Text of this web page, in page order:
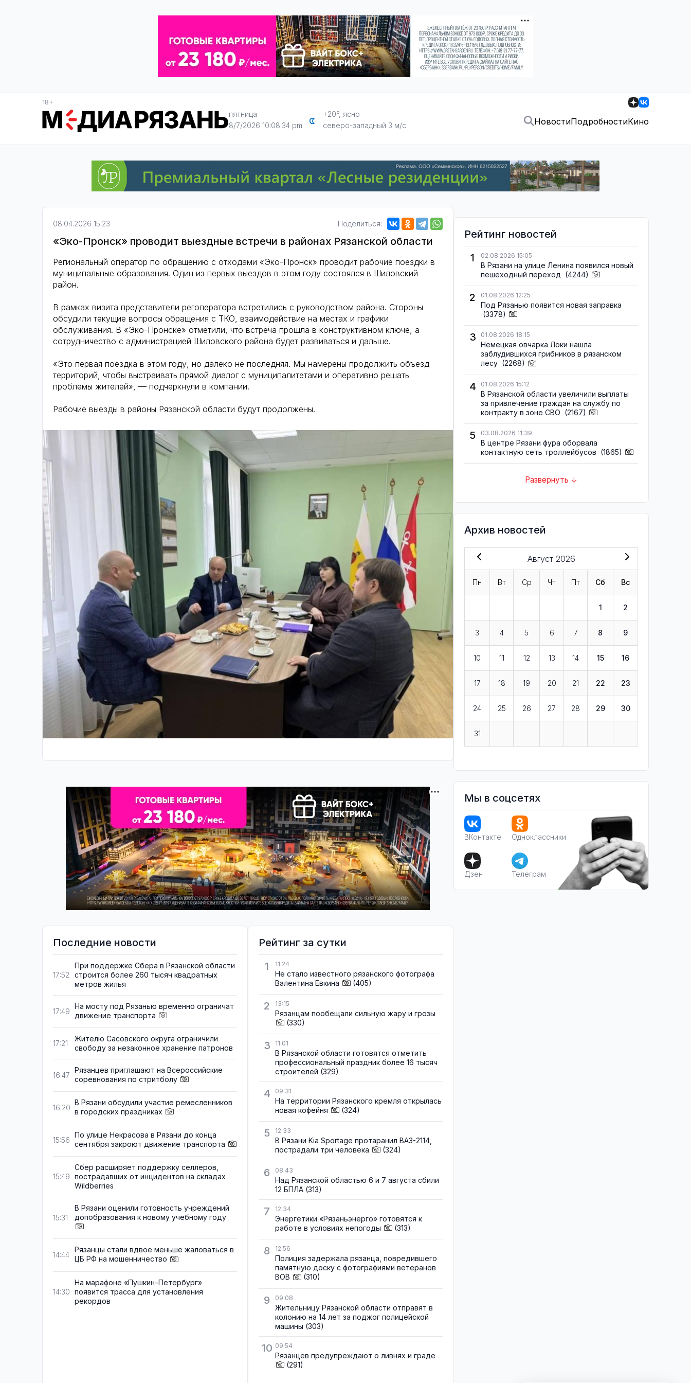
18+
пятница
8/7/2026 10:08:35 pm
+20°, ясно
северо-западный 3 м/с
НовостиПодробностиКино
08.04.2026 15:23 Поделиться:
«Эко-Пронск» проводит выездные встречи в районах Рязанской области
Региональный оператор по обращению с отходами «Эко-Пронск» проводит рабочие поездки в
муниципальные образования. Один из первых выездов в этом году состоялся в Шиловский
район.
В рамках визита представители регоператора встретились с руководством района. Стороны
обсудили текущие вопросы обращения с ТКО, взаимодействие на местах и графики
обслуживания. В «Эко-Пронске» отметили, что встреча прошла в конструктивном ключе, а
сотрудничество с администрацией Шиловского района будет развиваться и дальше.
«Это первая поездка в этом году, но далеко не последняя. Мы намерены продолжить объезд
территорий, чтобы выстраивать прямой диалог с муниципалитетами и оперативно решать
проблемы жителей», — подчеркнули в компании.
Рабочие выезды в районы Рязанской области будут продолжены.
Последние новости
17:52
При поддержке Сбера в Рязанской области
строится более 260 тысяч квадратных
метров жилья
17:49
На мосту под Рязанью временно ограничат
движение транспорта
17:21
Жителю Сасовского округа ограничили
свободу за незаконное хранение патронов
16:47
Рязанцев приглашают на Всероссийские
соревнования по стритболу
16:20
В Рязани обсудили участие ремесленников
в городских праздниках
15:56
По улице Некрасова в Рязани до конца
сентября закроют движение транспорта
15:49
Сбер расширяет поддержку селлеров,
пострадавших от инцидентов на складах
Wildberries
15:31
В Рязани оценили готовность учреждений
допобразования к новому учебному году
14:44
Рязанцы стали вдвое меньше жаловаться в
ЦБ РФ на мошенничество
14:30
На марафоне «Пушкин–Петербург»
появится трасса для установления
рекордов
Рейтинг за сутки
1
11:24
Не стало известного рязанского фотографа
Валентина Евкина
(405)
2 13:15
Рязанцам пообещали сильную жару и грозы
(330)
3 11:01
В Рязанской области готовятся отметить
профессиональный праздник более 16 тысяч
строителей (329)
4 09:31
На территории Рязанского кремля открылась
новая кофейня
(324)
5 12:33
В Рязани Kia Sportage протаранил ВАЗ-2114,
пострадали три человека
(324)
6 08:43
Над Рязанской областью 6 и 7 августа сбили
12 БПЛА (313)
7 12:34
Энергетики «Рязаньэнерго» готовятся к
работе в условиях непогоды
(313)
8 12:56
Полиция задержала рязанца, повредившего
памятную доску с фотографиями ветеранов
ВОВ
(310)
9 09:08
Жительницу Рязанской области отправят в
колонию на 14 лет за поджог полицейской
машины (303)
10 09:54
Рязанцев предупреждают о ливнях и граде
(291)
Рейтинг новостей
1
02.08.2026 15:05
В Рязани на улице Ленина появился новый
пешеходный переход (4244)
2 01.08.2026 12:25
Под Рязанью появится новая заправка
(3378)
3 01.08.2026 18:15
Немецкая овчарка Локи нашла
заблудившихся грибников в рязанском
лесу (2268)
4 01.08.2026 15:12
В Рязанской области увеличили выплаты
за привлечение граждан на службу по
контракту в зоне СВО (2167)
5 03.08.2026 11:39
В центре Рязани фура оборвала
контактную сеть троллейбусов (1865)
Развернуть ↓
Архив новостей
Август 2026
Пн Вт Ср Чт Пт Сб Вс
1 2
3 4 5 6 7 8 9
10 11 12 13 14 15 16
17 18 19 20 21 22 23
24 25 26 27 28 29 30
31
Мы в соцсетях
ВКонтакте Одноклассники
Дзен Телеграм